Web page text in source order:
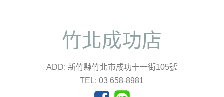
竹北成功店
ADD: 新竹縣竹北市成功十一街105號
TEL: 03 658-8981